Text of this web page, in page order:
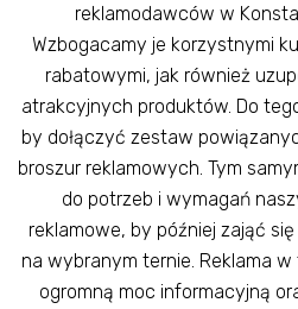
reklamodawców w
Wzbogacamy je korzystnymi
rabatowymi, jak również
atrakcyjnych produktów. Do
by dołączyć zestaw
broszur reklamowych. Tym
do potrzeb i wymagań
reklamowe, by później zająć
na wybranym ternie. Reklama
ogromną moc informacyjną